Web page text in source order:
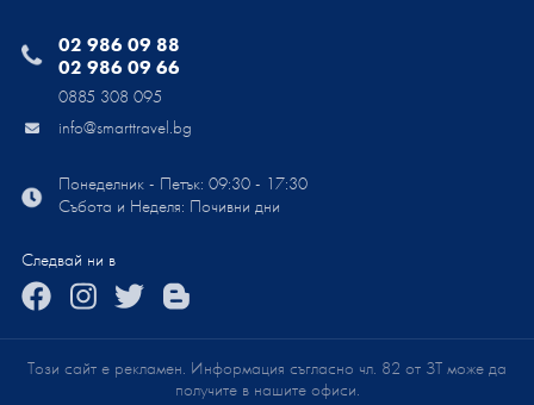
02 986 09 88
02 986 09 66
0885 308 095
info@smarttravel.bg
Понеделник - Петък: 09:30 - 17:30
Събота и Неделя: Почивни дни
Следвай ни в
Този сайт е рекламен. Информация съгласно чл. 82 от ЗТ може да
получите в нашите офиси.